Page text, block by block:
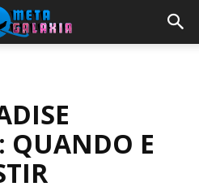
QUANDO E